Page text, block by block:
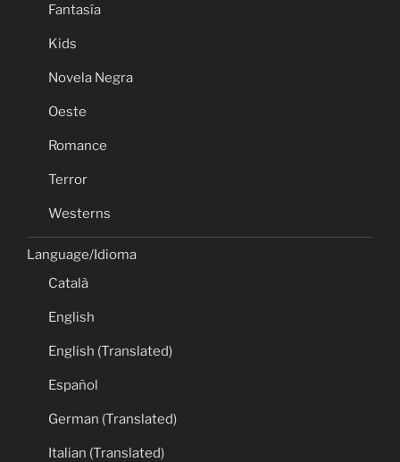
Fantasía
Kids
Novela Negra
Oeste
Romance
Terror
Westerns
Language/Idioma
Català
English
English (Translated)
Español
German (Translated)
Italian (Translated)